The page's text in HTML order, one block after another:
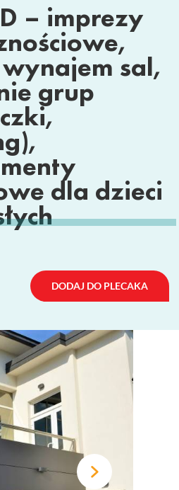
– imprezy
sal,
grup
dla dzieci
DODAJ DO PLECAKA